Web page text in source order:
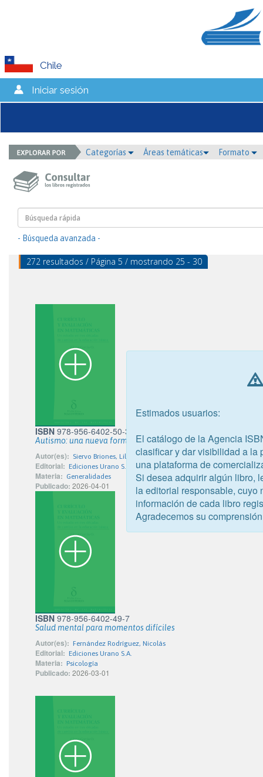
Chile
Iniciar sesión
Categorías Áreas temáticas Formato
- Búsqueda avanzada -
272 resultados / Página 5 / mostrando 25 - 30
ISBN 978-956-6402-50-3
Autismo: una nueva forma de mirar
Autor(es): Siervo Briones, Lilia
Editorial: Ediciones Urano S.A.
Materia: Generalidades
Publicado: 2026-04-01
ISBN 978-956-6402-49-7
Salud mental para momentos difíciles
Autor(es): Fernández Rodríguez, Nicolás
Editorial: Ediciones Urano S.A.
Materia: Psicología
Publicado: 2026-03-01
Estimados usuarios:
El catálogo de la Agencia
clasificar y dar visibilidad a la
una plataforma de
Si desea adquirir algún libro,
la editorial responsable, cuyo
información de cada libro
Agradecemos su